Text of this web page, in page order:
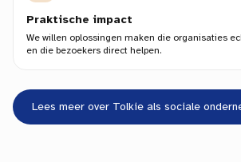
Praktische impact
We willen oplossingen maken die organisaties
en die bezoekers direct helpen.
Lees meer over Tolkie als sociale